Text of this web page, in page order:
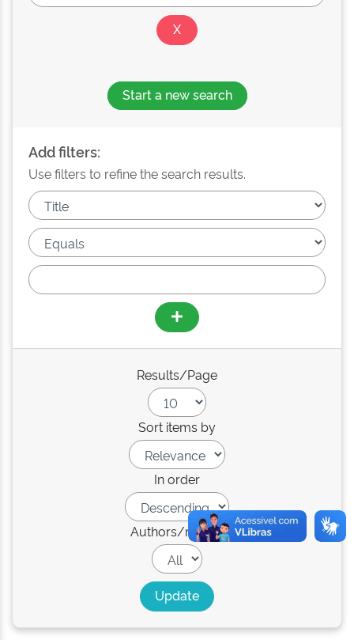
Start a new search
Add filters:
Use filters to refine the search results.
Results/Page
Sort items by
In order
Authors/record